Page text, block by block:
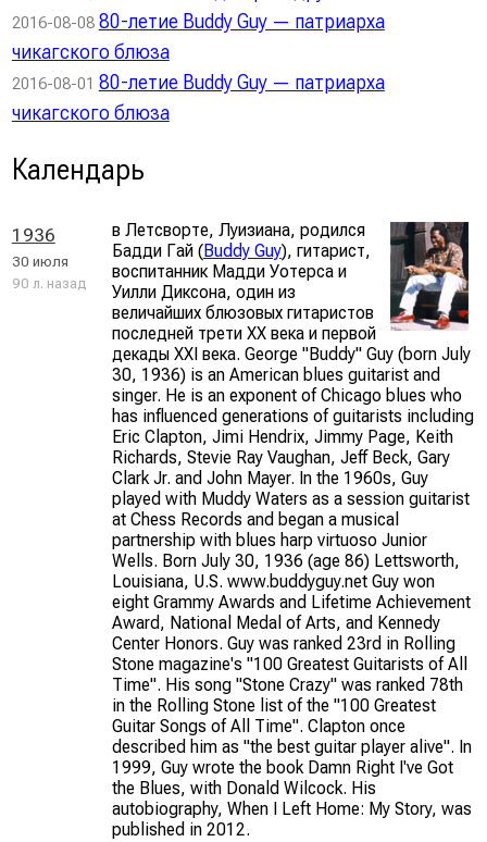
2016-08-08 80-летие Buddy Guy — патриарха
чикагского блюза
2016-08-01 80-летие Buddy Guy — патриарха
чикагского блюза
Календарь
1936
30 июля
90 л. назад
в Летсворте, Луизиана, родился
Бадди Гай (Buddy Guy), гитарист,
воспитанник Мадди Уотерса и
Уилли Диксона, один из
величайших блюзовых гитаристов
последней трети ХХ века и первой
декады XXI века. George "Buddy" Guy (born July
30, 1936) is an American blues guitarist and
singer. He is an exponent of Chicago blues who
has influenced generations of guitarists including
Eric Clapton, Jimi Hendrix, Jimmy Page, Keith
Richards, Stevie Ray Vaughan, Jeff Beck, Gary
Clark Jr. and John Mayer. In the 1960s, Guy
played with Muddy Waters as a session guitarist
at Chess Records and began a musical
partnership with blues harp virtuoso Junior
Wells. Born July 30, 1936 (age 86) Lettsworth,
Louisiana, U.S. www.buddyguy.net Guy won
eight Grammy Awards and Lifetime Achievement
Award, National Medal of Arts, and Kennedy
Center Honors. Guy was ranked 23rd in Rolling
Stone magazine's "100 Greatest Guitarists of All
Time". His song "Stone Crazy" was ranked 78th
in the Rolling Stone list of the "100 Greatest
Guitar Songs of All Time". Clapton once
described him as "the best guitar player alive". In
1999, Guy wrote the book Damn Right I've Got
the Blues, with Donald Wilcock. His
autobiography, When I Left Home: My Story, was
published in 2012.